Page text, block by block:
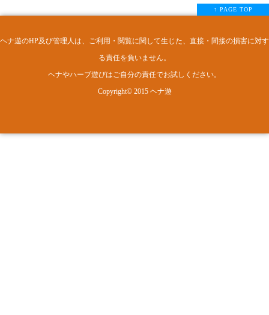
↑ PAGE TOP
ヘナ遊のHP及び管理人は、ご利用・閲覧に関して生じた、直接・間接の損害に対す
る責任を負いません。
ヘナやハーブ遊びはご自分の責任でお試しください。
Copyright© 2015 ヘナ遊